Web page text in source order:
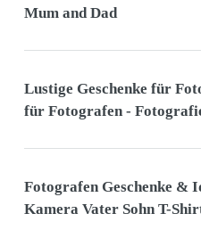
Mum and Dad
Lustige Geschenke für
für Fotografen -
Fotografen Geschenke &
Kamera Vater Sohn T-